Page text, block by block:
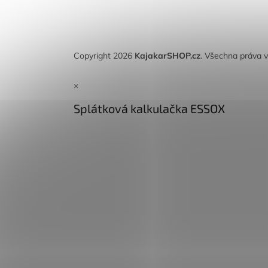
Copyright 2026 KajakarSHOP.cz. Všechna práva
×
Splátková kalkulačka ESSOX